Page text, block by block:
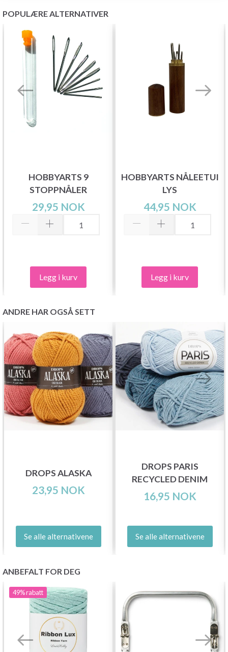
POPULÆRE ALTERNATIVER
HOBBYARTS 9
STOPPNÅLER
29,95 NOK
Legg i kurv
HOBBYARTS NÅLEETUI
LYS
44,95 NOK
Legg i kurv
ANDRE HAR OGSÅ SETT
DROPS ALASKA
23,95 NOK
Se alle alternativene
DROPS PARIS
RECYCLED DENIM
16,95 NOK
Se alle alternativene
ANBEFALT FOR DEG
49%rabatt